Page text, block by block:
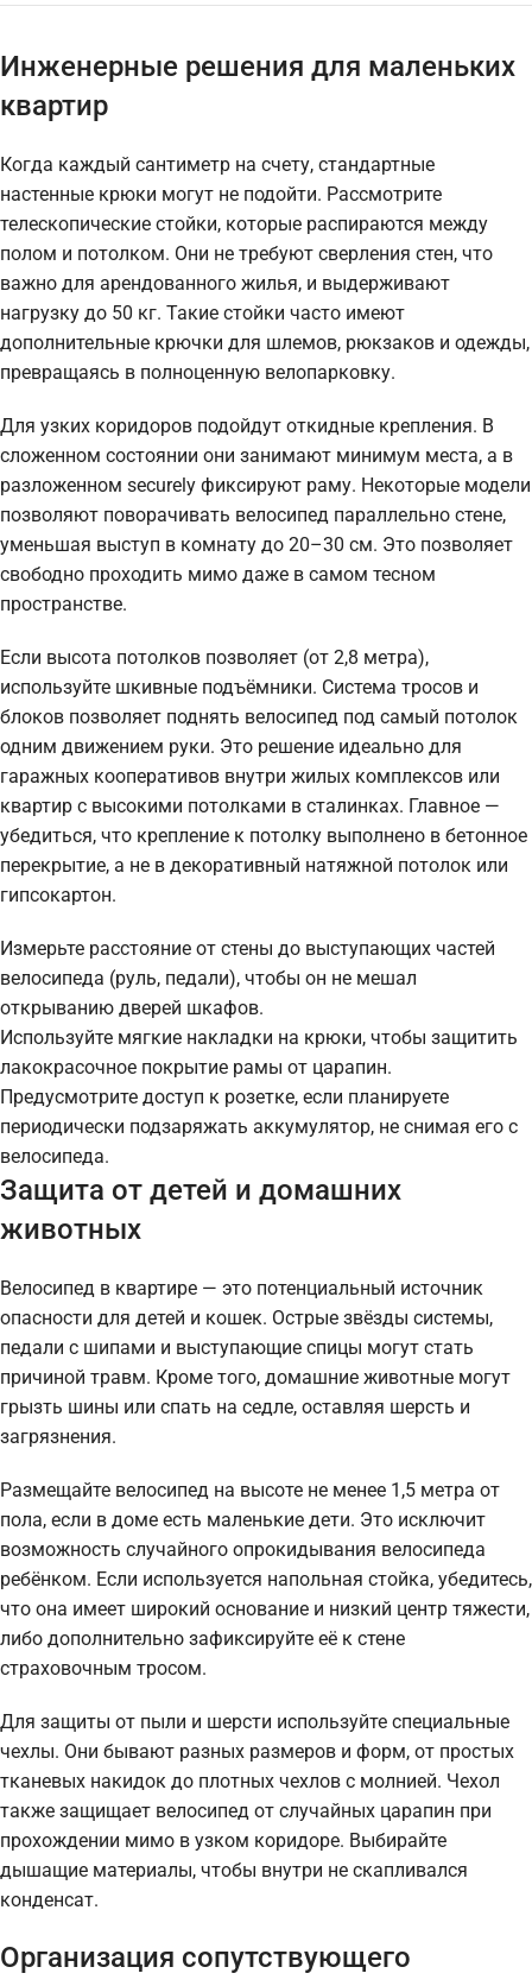
Инженерные решения для маленьких
квартир
Когда каждый сантиметр на счету, стандартные
настенные крюки могут не подойти. Рассмотрите
телескопические стойки, которые распираются между
полом и потолком. Они не требуют сверления стен, что
важно для арендованного жилья, и выдерживают
нагрузку до 50 кг. Такие стойки часто имеют
дополнительные крючки для шлемов, рюкзаков и одежды,
превращаясь в полноценную велопарковку.
Для узких коридоров подойдут откидные крепления. В
сложенном состоянии они занимают минимум места, а в
разложенном securely фиксируют раму. Некоторые модели
позволяют поворачивать велосипед параллельно стене,
уменьшая выступ в комнату до 20–30 см. Это позволяет
свободно проходить мимо даже в самом тесном
пространстве.
Если высота потолков позволяет (от 2,8 метра),
используйте шкивные подъёмники. Система тросов и
блоков позволяет поднять велосипед под самый потолок
одним движением руки. Это решение идеально для
гаражных кооперативов внутри жилых комплексов или
квартир с высокими потолками в сталинках. Главное —
убедиться, что крепление к потолку выполнено в бетонное
перекрытие, а не в декоративный натяжной потолок или
гипсокартон.
Измерьте расстояние от стены до выступающих частей
велосипеда (руль, педали), чтобы он не мешал
открыванию дверей шкафов.
Используйте мягкие накладки на крюки, чтобы защитить
лакокрасочное покрытие рамы от царапин.
Предусмотрите доступ к розетке, если планируете
периодически подзаряжать аккумулятор, не снимая его с
велосипеда.
Защита от детей и домашних
животных
Велосипед в квартире — это потенциальный источник
опасности для детей и кошек. Острые звёзды системы,
педали с шипами и выступающие спицы могут стать
причиной травм. Кроме того, домашние животные могут
грызть шины или спать на седле, оставляя шерсть и
загрязнения.
Размещайте велосипед на высоте не менее 1,5 метра от
пола, если в доме есть маленькие дети. Это исключит
возможность случайного опрокидывания велосипеда
ребёнком. Если используется напольная стойка, убедитесь,
что она имеет широкий основание и низкий центр тяжести,
либо дополнительно зафиксируйте её к стене
страховочным тросом.
Для защиты от пыли и шерсти используйте специальные
чехлы. Они бывают разных размеров и форм, от простых
тканевых накидок до плотных чехлов с молнией. Чехол
также защищает велосипед от случайных царапин при
прохождении мимо в узком коридоре. Выбирайте
дышащие материалы, чтобы внутри не скапливался
конденсат.
Организация сопутствующего